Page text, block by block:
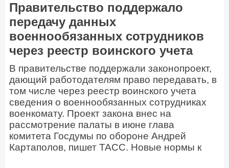
Правительство поддержало
передачу данных
военнообязанных сотрудников
через реестр воинского учета
В правительстве поддержали законопроект,
дающий работодателям право передавать, в
том числе через реестр воинского учета
сведения о военнообязанных сотрудниках
военкомату. Проект закона внес на
рассмотрение палаты в июне глава
комитета Госдумы по обороне Андрей
Картаполов, пишет ТАСС. Новые нормы к